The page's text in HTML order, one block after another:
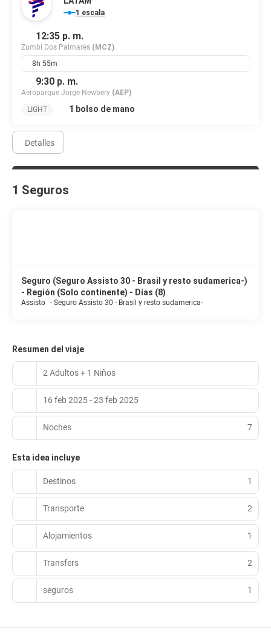
1 escala
12:35 p. m.
Zumbi Dos Palmares (MCZ)
8h 55m
9:30 p. m.
Aeroparque Jorge Newbery (AEP)
LIGHT
1 bolso de mano
Detalles
1 Seguros
Seguro (Seguro Assisto 30 - Brasil y resto sudamerica-)
- Región (Solo continente) - Días (8)
Assisto - Seguro Assisto 30 - Brasil y resto sudamerica-
Resumen del viaje
2 Adultos + 1 Niños
16 feb 2025 - 23 feb 2025
Noches 7
Esta idea incluye
Destinos 1
Transporte 2
Alojamientos 1
Transfers 2
seguros 1